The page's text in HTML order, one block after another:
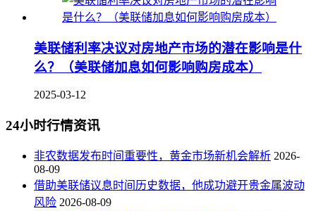
美联储利率决议对房地产市场的潜在影响是什
么？（美联储加息如何影响购房成本）
2025-03-12
24小时行情资讯
非农数据发布时间重要性，黄金市场新机会解析 2026-
08-09
借助美联储议息时间历史数据，他成功避开贵金属波动
风险 2026-08-09